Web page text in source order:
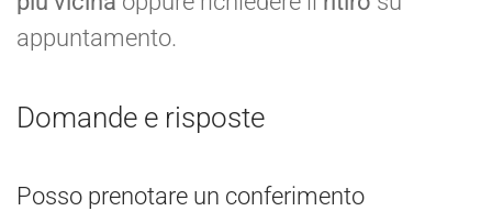
appuntamento.
Domande e risposte
Posso prenotare un conferimento